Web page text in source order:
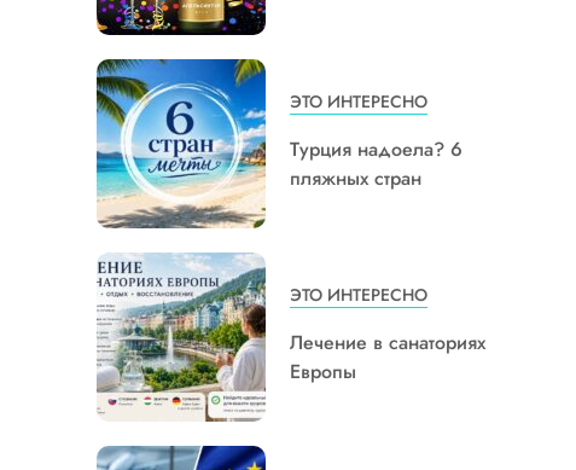
ЭТО ИНТЕРЕСНО
Турция надоела? 6
пляжных стран
ЭТО ИНТЕРЕСНО
Лечение в санаториях
Европы